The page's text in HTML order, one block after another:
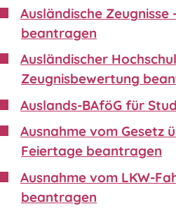
Ausländische Zeugnisse
beantragen
Ausländischer
Zeugnisbewertung
Auslands-BAföG für
Ausnahme vom Gesetz
Feiertage beantragen
Ausnahme vom LKW-
beantragen